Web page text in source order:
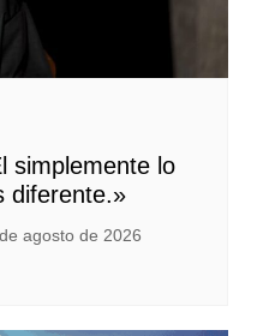
simplemente lo
diferente.»
agosto de 2026